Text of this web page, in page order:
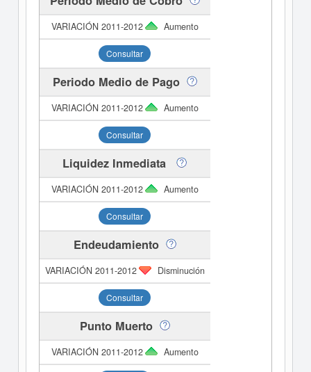
Aumento
Consultar
Periodo Medio de Pago
Aumento
Consultar
Liquidez Inmediata
Aumento
Consultar
Endeudamiento
Disminución
Consultar
Punto Muerto
Aumento